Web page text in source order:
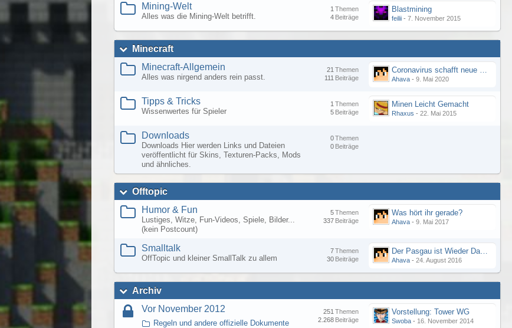
Mining-Welt
Alles was die Mining-Welt betrifft.
Themen
1
Beiträge
4
Blastmining
feilii -7. November 2015
Minecraft
Minecraft-Allgemein
Alles was nirgend anders rein passt.
Themen
21
Beiträge
111 Ahava -9. Mai 2020
Tipps & Tricks
Wissenwertes für Spieler
Themen
1
Beiträge
5
Minen Leicht Gemacht
Rhaxus -22. Mai 2015
Downloads
Downloads Hier werden Links und Dateien
veröffentlicht für Skins, Texturen-Packs, Mods
und ähnliches.
Themen
0
Beiträge
0
Offtopic
Humor & Fun
Lustiges, Witze, Fun-Videos, Spiele, Bilder...
(kein Postcount)
Themen
5
Beiträge
337
Was hört ihr gerade?
Ahava -9. Mai 2017
Smalltalk
OffTopic und kleiner SmallTalk zu allem
Themen
7
Beiträge
30 Ahava -24. August 2016
Archiv
Vor November 2012
Themen
251
Beiträge
2.268
Vorstellung: Tower WG
Swoba - 16. November 2014
Regeln und andere offizielle Dokumente